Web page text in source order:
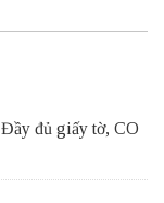
Đầy đủ giấy tờ, CO